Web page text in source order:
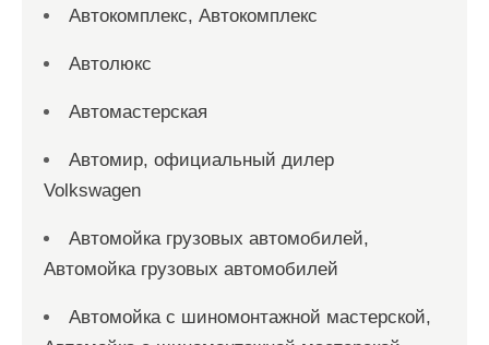
Автокомплекс, Автокомплекс
Автолюкс
Автомастерская
Автомир, официальный дилер
Volkswagen
Автомойка грузовых автомобилей,
Автомойка грузовых автомобилей
Автомойка с шиномонтажной мастерской,